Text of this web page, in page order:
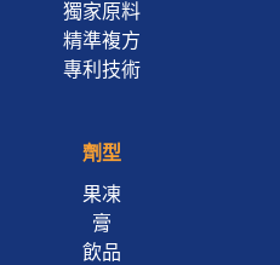
獨家原料
精準複方
專利技術
劑型
果凍
膏
飲品